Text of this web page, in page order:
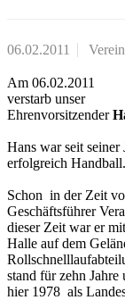
06.02.2011 Verein
Am 06.02.2011
verstarb unser
Ehrenvorsitzender
Hans war seit
erfolgreich Handball.
Schon in der Zeit
Geschäftsführer
dieser Zeit war er
Halle auf dem
stand für zehn
hier 1978 als